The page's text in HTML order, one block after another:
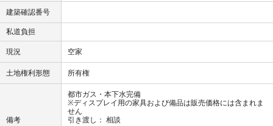
建築確認番号
私道負担
現況
空家
土地権利形態 所有権
備考
都市ガス・本下水完備
※ディスプレイ用の家具および備品は販売価格には含まれま
せん
引き渡し： 相談